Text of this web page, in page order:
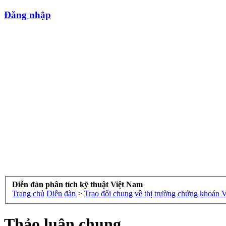
Đăng nhập
Diễn đàn phân tích kỹ thuật Việt Nam
Trang chủ Diễn đàn > Trao đổi chung về thị trường chứng khoán